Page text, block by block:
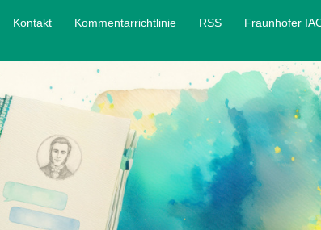
Kontakt Kommentarrichtlinie RSS Fraunhofer